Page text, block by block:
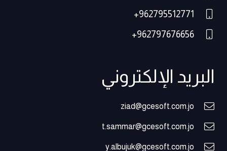
962795512771+
962797676656+
البريد الإلكتروني
ziad@gcesoft.com.jo
t.sammar@gcesoft.com.jo
y.albujuk@gcesoft.com.jo